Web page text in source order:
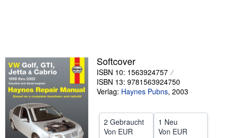
Hilfe
SCHLIESSEN
Softcover
ISBN 10: 1563924757
ISBN 13: 9781563924750
Verlag: Haynes Pubns, 2003
2 Gebraucht
Von EUR
1 Neu
Von EUR